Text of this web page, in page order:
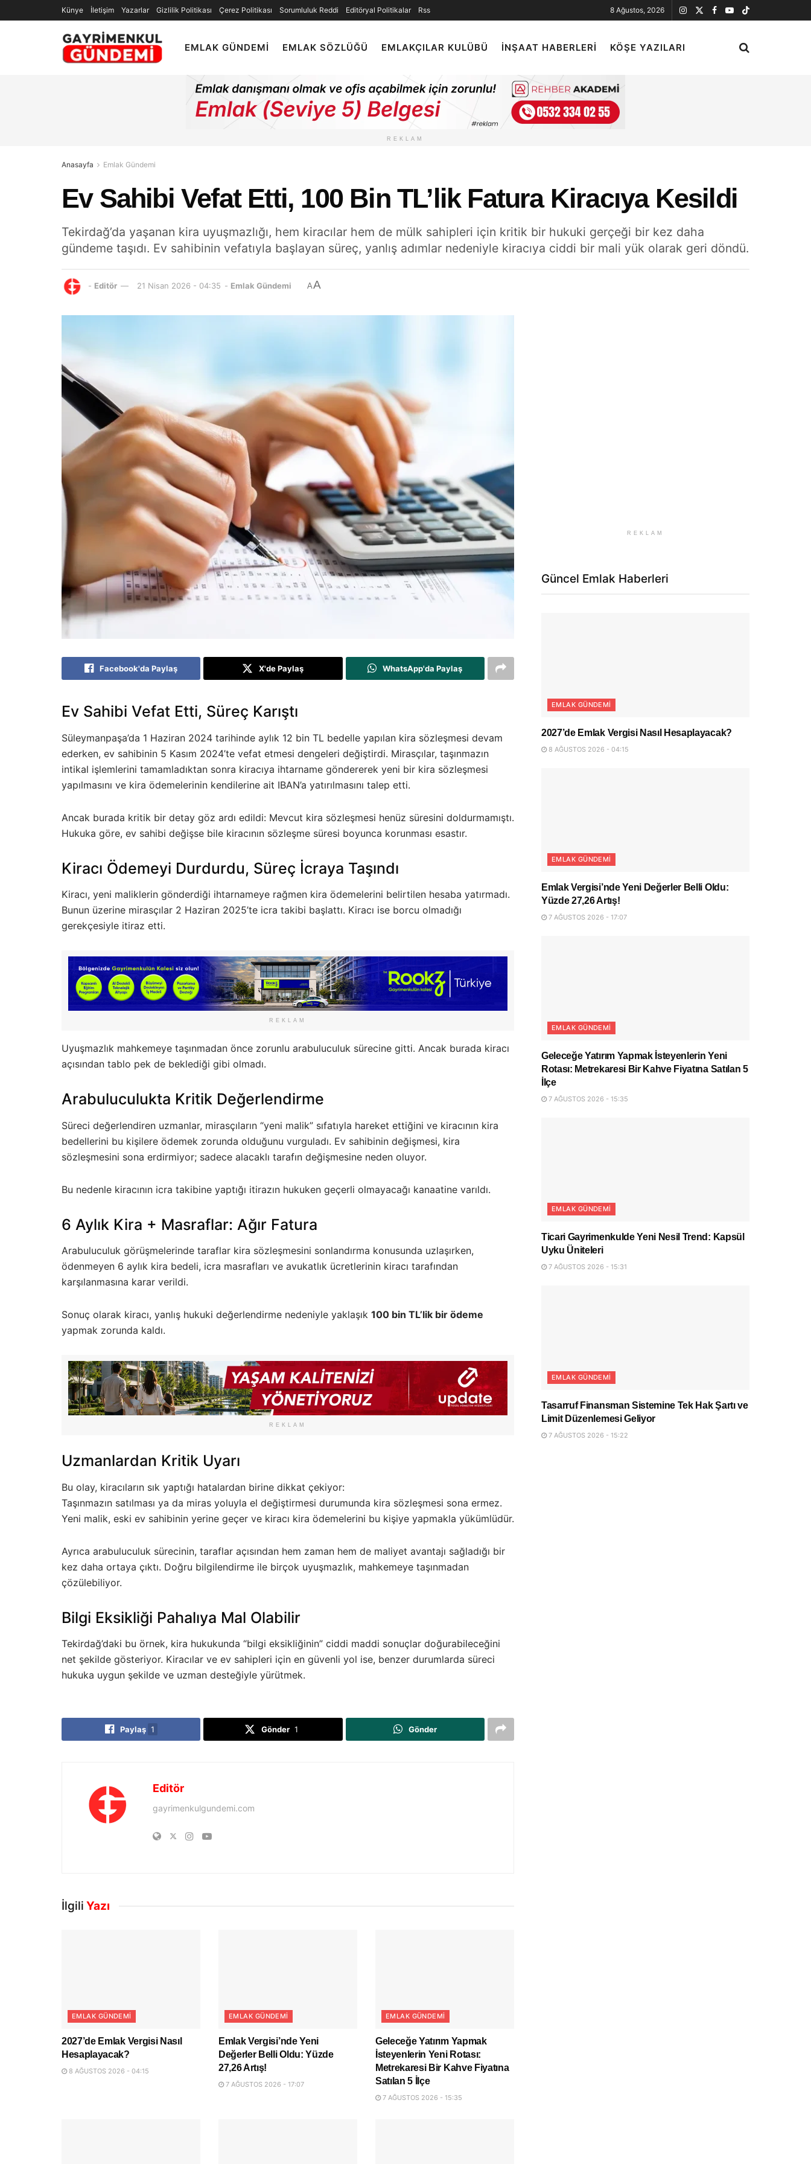
Künye İletişim Yazarlar Gizlilik Politikası Çerez Politikası Sorumluluk Reddi Editöryal Politikalar Rss 8 Ağustos, 2026
EMLAK GÜNDEMI EMLAK SÖZLÜĞÜ EMLAKÇILAR KULÜBÜ İNŞAAT HABERLERI KÖŞE YAZILARI
REKLAM
Anasayfa Emlak Gündemi
Ev Sahibi Vefat Etti, 100 Bin TL’lik Fatura Kiracıya Kesildi
Tekirdağ’da yaşanan kira uyuşmazlığı, hem kiracılar hem de mülk sahipleri için kritik bir hukuki gerçeği bir kez daha
gündeme taşıdı. Ev sahibinin vefatıyla başlayan süreç, yanlış adımlar nedeniyle kiracıya ciddi bir mali yük olarak geri döndü.
- Editör 21 Nisan 2026 - 04:35 - Emlak Gündemi AA
Facebook'da Paylaş X'de Paylaş WhatsApp'da Paylaş
Ev Sahibi Vefat Etti, Süreç Karıştı
Süleymanpaşa’da 1 Haziran 2024 tarihinde aylık 12 bin TL bedelle yapılan kira sözleşmesi devam
ederken, ev sahibinin 5 Kasım 2024’te vefat etmesi dengeleri değiştirdi. Mirasçılar, taşınmazın
intikal işlemlerini tamamladıktan sonra kiracıya ihtarname göndererek yeni bir kira sözleşmesi
yapılmasını ve kira ödemelerinin kendilerine ait IBAN’a yatırılmasını talep etti.
Ancak burada kritik bir detay göz ardı edildi: Mevcut kira sözleşmesi henüz süresini doldurmamıştı.
Hukuka göre, ev sahibi değişse bile kiracının sözleşme süresi boyunca korunması esastır.
Kiracı Ödemeyi Durdurdu, Süreç İcraya Taşındı
Kiracı, yeni maliklerin gönderdiği ihtarnameye rağmen kira ödemelerini belirtilen hesaba yatırmadı.
Bunun üzerine mirasçılar 2 Haziran 2025’te icra takibi başlattı. Kiracı ise borcu olmadığı
gerekçesiyle itiraz etti.
REKLAM
Uyuşmazlık mahkemeye taşınmadan önce zorunlu arabuluculuk sürecine gitti. Ancak burada kiracı
açısından tablo pek de beklediği gibi olmadı.
Arabuluculukta Kritik Değerlendirme
Süreci değerlendiren uzmanlar, mirasçıların “yeni malik” sıfatıyla hareket ettiğini ve kiracının kira
bedellerini bu kişilere ödemek zorunda olduğunu vurguladı. Ev sahibinin değişmesi, kira
sözleşmesini sona erdirmiyor; sadece alacaklı tarafın değişmesine neden oluyor.
Bu nedenle kiracının icra takibine yaptığı itirazın hukuken geçerli olmayacağı kanaatine varıldı.
6 Aylık Kira + Masraflar: Ağır Fatura
Arabuluculuk görüşmelerinde taraflar kira sözleşmesini sonlandırma konusunda uzlaşırken,
ödenmeyen 6 aylık kira bedeli, icra masrafları ve avukatlık ücretlerinin kiracı tarafından
karşılanmasına karar verildi.
Sonuç olarak kiracı, yanlış hukuki değerlendirme nedeniyle yaklaşık 100 bin TL’lik bir ödeme
yapmak zorunda kaldı.
REKLAM
Uzmanlardan Kritik Uyarı
Bu olay, kiracıların sık yaptığı hatalardan birine dikkat çekiyor:
Taşınmazın satılması ya da miras yoluyla el değiştirmesi durumunda kira sözleşmesi sona ermez.
Yeni malik, eski ev sahibinin yerine geçer ve kiracı kira ödemelerini bu kişiye yapmakla yükümlüdür.
Ayrıca arabuluculuk sürecinin, taraflar açısından hem zaman hem de maliyet avantajı sağladığı bir
kez daha ortaya çıktı. Doğru bilgilendirme ile birçok uyuşmazlık, mahkemeye taşınmadan
çözülebiliyor.
Bilgi Eksikliği Pahalıya Mal Olabilir
Tekirdağ’daki bu örnek, kira hukukunda “bilgi eksikliğinin” ciddi maddi sonuçlar doğurabileceğini
net şekilde gösteriyor. Kiracılar ve ev sahipleri için en güvenli yol ise, benzer durumlarda süreci
hukuka uygun şekilde ve uzman desteğiyle yürütmek.
Paylaş 1 Gönder 1 Gönder
Editör
gayrimenkulgundemi.com
İlgili Yazı
EMLAK GÜNDEMI
2027’de Emlak Vergisi Nasıl
Hesaplayacak?
8 AĞUSTOS 2026 - 04:15
EMLAK GÜNDEMI
Emlak Vergisi’nde Yeni
Değerler Belli Oldu: Yüzde
27,26 Artış!
7 AĞUSTOS 2026 - 17:07
EMLAK GÜNDEMI
Geleceğe Yatırım Yapmak
İsteyenlerin Yeni Rotası:
Metrekaresi Bir Kahve Fiyatına
Satılan 5 İlçe
7 AĞUSTOS 2026 - 15:35
REKLAM
Güncel Emlak Haberleri
EMLAK GÜNDEMI
2027’de Emlak Vergisi Nasıl Hesaplayacak?
8 AĞUSTOS 2026 - 04:15
EMLAK GÜNDEMI
Emlak Vergisi’nde Yeni Değerler Belli Oldu:
Yüzde 27,26 Artış!
7 AĞUSTOS 2026 - 17:07
EMLAK GÜNDEMI
Geleceğe Yatırım Yapmak İsteyenlerin Yeni
Rotası: Metrekaresi Bir Kahve Fiyatına Satılan 5
İlçe
7 AĞUSTOS 2026 - 15:35
EMLAK GÜNDEMI
Ticari Gayrimenkulde Yeni Nesil Trend: Kapsül
Uyku Üniteleri
7 AĞUSTOS 2026 - 15:31
EMLAK GÜNDEMI
Tasarruf Finansman Sistemine Tek Hak Şartı ve
Limit Düzenlemesi Geliyor
7 AĞUSTOS 2026 - 15:22